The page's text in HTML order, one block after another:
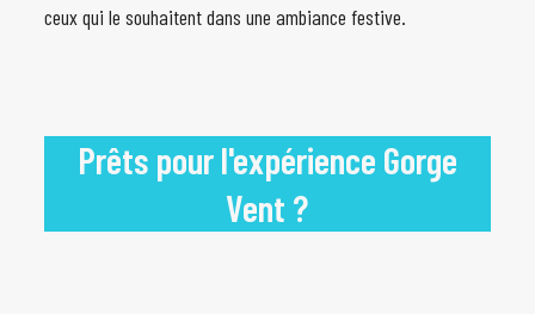
ceux qui le souhaitent dans une ambiance festive.
Prêts pour l'expérience Gorge
Vent ?